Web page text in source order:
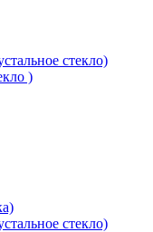
стекло)
)
стекло)